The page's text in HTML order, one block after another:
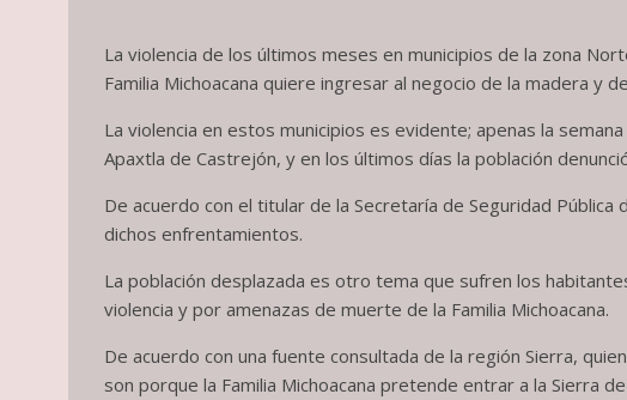
La violencia de los últimos meses en municipios de la zona
Familia Michoacana quiere ingresar al negocio de la madera y
La violencia en estos municipios es evidente; apenas la
Apaxtla de Castrejón, y en los últimos días la población
De acuerdo con el titular de la Secretaría de Seguridad
dichos enfrentamientos.
La población desplazada es otro tema que sufren los
violencia y por amenazas de muerte de la Familia Michoacana.
De acuerdo con una fuente consultada de la región Sierra,
son porque la Familia Michoacana pretende entrar a la Sierra